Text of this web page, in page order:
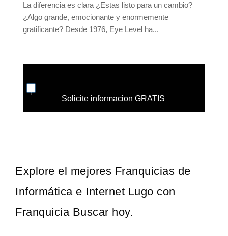
La diferencia es clara ¿Estas listo para un cambio?
¿Algo grande, emocionante y enormemente
gratificante? Desde 1976, Eye Level ha...
Solicite informacion GRATIS
Explore el mejores Franquicias de
Informática e Internet Lugo con
Franquicia Buscar hoy.